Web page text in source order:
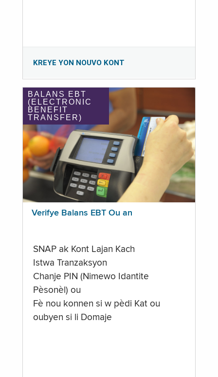
KREYE YON NOUVO KONT
BALANS EBT
(ELECTRONIC
BENEFIT
TRANSFER)
Verifye Balans EBT Ou an
SNAP ak Kont Lajan Kach
Istwa Tranzaksyon
Chanje PIN (Nimewo Idantite
Pèsonèl) ou
Fè nou konnen si w pèdi Kat ou
oubyen si li Domaje